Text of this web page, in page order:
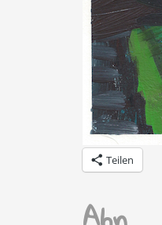
Teilen